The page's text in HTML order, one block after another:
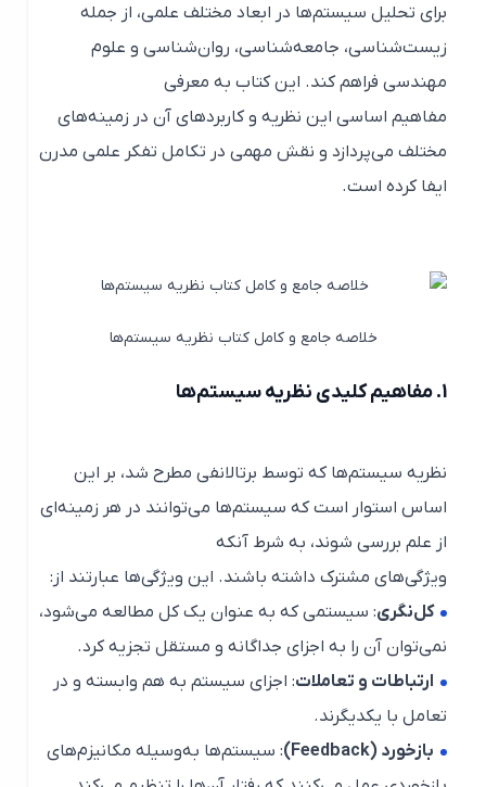
برای تحلیل سیستم‌ها در ابعاد مختلف علمی، از جمله
زیست‌شناسی، جامعه‌شناسی، روان‌شناسی و علوم
مهندسی فراهم کند. این کتاب به معرفی
مفاهیم اساسی این نظریه و کاربردهای آن در زمینه‌های
مختلف می‌پردازد و نقش مهمی در تکامل تفکر علمی مدرن
ایفا کرده است.
خلاصه جامع و کامل کتاب نظریه سیستم‌ها
مفاهیم کلیدی نظریه سیستم‌ها
نظریه سیستم‌ها که توسط برتالانفی مطرح شد، بر این
اساس استوار است که سیستم‌ها می‌توانند در هر زمینه‌ای
از علم بررسی شوند، به شرط آنکه
ویژگی‌های مشترک داشته باشند. این ویژگی‌ها عبارتند از:
کل‌نگری: سیستمی که به عنوان یک کل مطالعه می‌شود،
نمی‌توان آن را به اجزای جداگانه و مستقل تجزیه کرد.
ارتباطات و تعاملات: اجزای سیستم به هم وابسته و در
تعامل با یکدیگرند.
بازخورد (Feedback)
: سیستم‌ها به‌وسیله مکانیزم‌های